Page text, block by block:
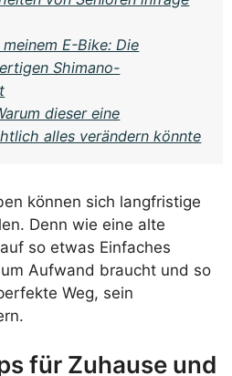
E-Bike: Die
Shimano-
dieser eine
alles verändern könnte
können sich langfristige
Denn wie eine alte
so etwas Einfaches
Aufwand braucht und so
Weg, sein
für Zuhause und